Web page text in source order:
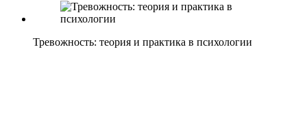
Тревожность: теория и практика в психологии